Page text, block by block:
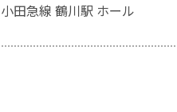
小田急線 鶴川駅 ホール